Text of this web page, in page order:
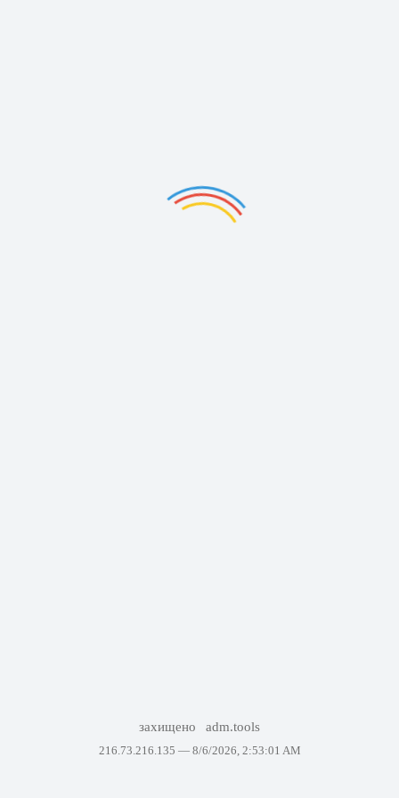
захищено adm.tools
216.73.216.135 — 8/6/2026, 2:53:01 AM